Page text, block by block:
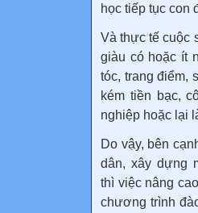
học tiếp tục con
Và thực tế cuộc
giàu có hoặc ít
tóc, trang điểm,
kém tiền bạc,
nghiệp hoặc lại
Do vậy, bên
dân, xây dựng
thì việc nâng
chương trình